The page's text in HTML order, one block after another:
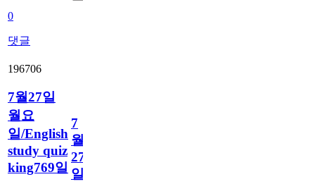
0
댓글
196706
7월27일
월요
일/English
study quiz
king769일
7
월
27
일